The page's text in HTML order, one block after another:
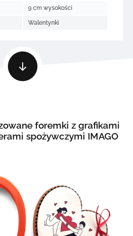
9 cm wysokości
Walentynki
foremki z grafikami
spożywczymi IMAGO